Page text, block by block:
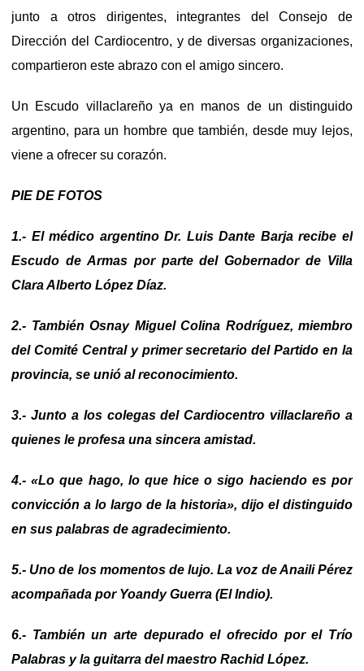
junto a otros dirigentes, integrantes del Consejo de
Dirección del Cardiocentro, y de diversas organizaciones,
compartieron este abrazo con el amigo sincero.
Un Escudo villaclareño ya en manos de un distinguido
argentino, para un hombre que también, desde muy lejos,
viene a ofrecer su corazón.
PIE DE FOTOS
1.- El médico argentino Dr. Luis Dante Barja recibe el
Escudo de Armas por parte del Gobernador de Villa
Clara Alberto López Díaz.
2.- También Osnay Miguel Colina Rodríguez, miembro
del Comité Central y primer secretario del Partido en la
provincia, se unió al reconocimiento.
3.- Junto a los colegas del Cardiocentro villaclareño a
quienes le profesa una sincera amistad.
4.- «Lo que hago, lo que hice o sigo haciendo es por
convicción a lo largo de la historia», dijo el distinguido
en sus palabras de agradecimiento.
5.- Uno de los momentos de lujo. La voz de Anaili Pérez
acompañada por Yoandy Guerra (El Indio).
6.- También un arte depurado el ofrecido por el Trío
Palabras y la guitarra del maestro Rachid López.